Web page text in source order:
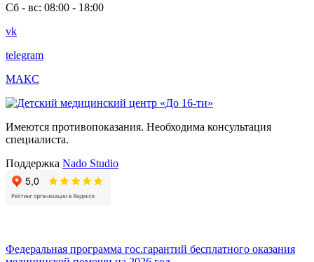
Сб - вс: 08:00 - 18:00
vk
telegram
МАКС
Имеются противопоказания. Необходима консультация
специалиста.
Поддержка Nado Studio
Федеральная программа гос.гарантий бесплатного оказания